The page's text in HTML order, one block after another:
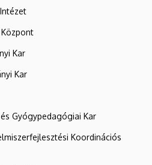
Kar
Kar
Gyógypedagógiai Kar
Koordinációs